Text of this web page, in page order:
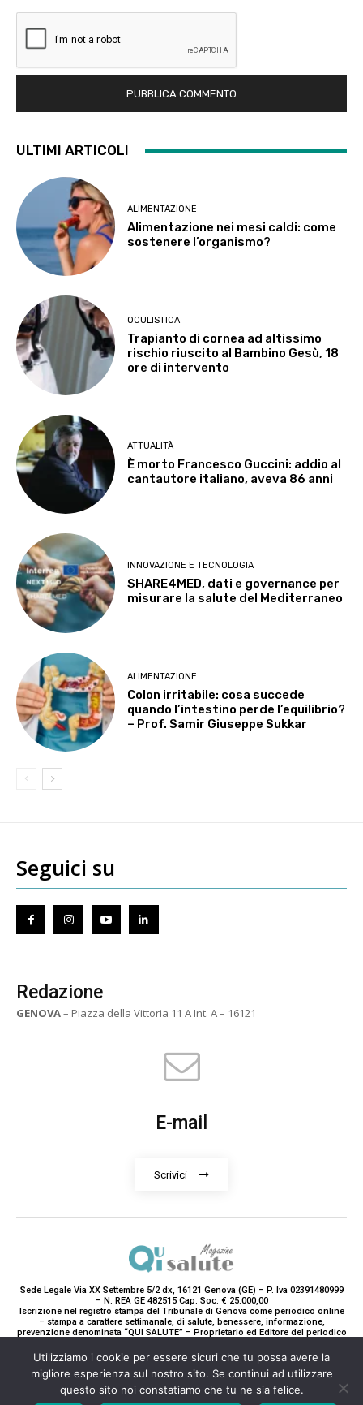
ULTIMI ARTICOLI
ALIMENTAZIONE
Alimentazione nei mesi caldi: come
sostenere l’organismo?
OCULISTICA
Trapianto di cornea ad altissimo
rischio riuscito al Bambino Gesù, 18
ore di intervento
ATTUALITÀ
È morto Francesco Guccini: addio al
cantautore italiano, aveva 86 anni
INNOVAZIONE E TECNOLOGIA
SHARE4MED, dati e governance per
misurare la salute del Mediterraneo
ALIMENTAZIONE
Colon irritabile: cosa succede
quando l’intestino perde l’equilibrio?
– Prof. Samir Giuseppe Sukkar
Seguici su
Redazione
GENOVA– Piazza della Vittoria 11 A Int. A – 16121
E-mail
Scrivici
Sede Legale Via XX Settembre 5/2 dx, 16121 Genova (GE) – P. Iva 02391480999
– N. REA GE 482515 Cap. Soc. € 25.000,00
Iscrizione nel registro stampa del Tribunale di Genova come periodico online
– stampa a carattere settimanale, di salute, benessere, informazione,
prevenzione denominata “QUI SALUTE” – Proprietario ed Editore del periodico
Paola Gavarone. (Iscrizione registro stampa R.V. 5663/2020 Reg. Stampa
N.14/2020 Cron. 890/2020).
2020-2025© Teddy Luxury SRL
Utilizziamo i cookie per essere sicuri che tu possa avere la
migliore esperienza sul nostro sito. Se continui ad utilizzare
questo sito noi constatiamo che tu ne sia felice.